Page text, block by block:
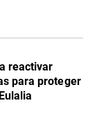
reactivar
para proteger